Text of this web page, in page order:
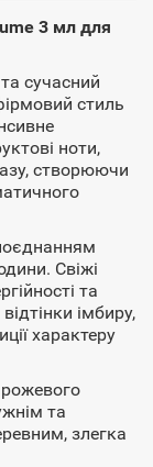
3 мл для
сучасний
стиль
ноти,
створюючи
Свіжі
та
імбиру,
характеру
рожевого
та
злегка